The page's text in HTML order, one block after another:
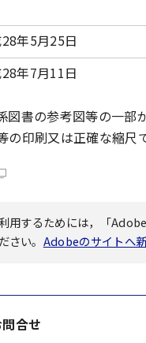
年5月25日
年7月11日
書の参考図等の一部
の印刷又は正確な縮尺
用するためには，「
さい。 Adobeのサイトへ
合せ